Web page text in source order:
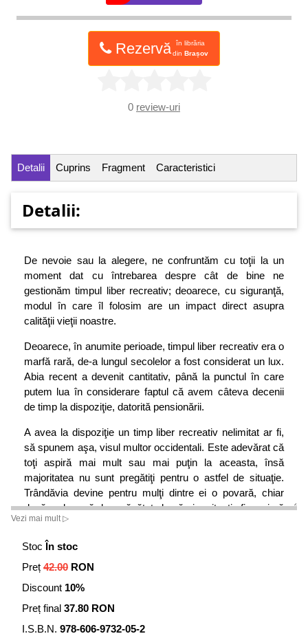
Rezervă
în librăria
din Brașov
0 review-uri
Detalii Cuprins Fragment Caracteristici
Detalii:
De nevoie sau la alegere, ne confruntăm cu toţii la un
moment dat cu întrebarea despre cât de bine ne
gestionăm timpul liber recreativ; deoarece, cu siguranţă,
modul în care îl folosim are un impact direct asupra
calităţii vieţii noastre.
Deoarece, în anumite perioade, timpul liber recreativ era o
marfă rară, de-a lungul secolelor a fost considerat un lux.
Abia recent a devenit cantitativ, până la punctul în care
putem lua în considerare faptul că avem câteva decenii
de timp la dispoziţie, datorită pensionării.
A avea la dispoziţie un timp liber recreativ nelimitat ar fi,
să spunem aşa, visul multor occidentali. Este adevărat că
toţi aspiră mai mult sau mai puţin la aceasta, însă
majoritatea nu sunt pregătiţi pentru o astfel de situaţie.
Trândăvia devine pentru mulţi dintre ei o povară, chiar
dacă se bucură de o sănătate bună şi o situaţie financiară
confortabilă.
În general, se spune că ne vom bucura de timpul liber
recreativ „mai târziu''. Însă adesea, din cauza unei
târziu''... soseşte prea devreme! Şi ne simţim încurcaţi de
un timp liber cu care nu suntem obişnuiţi. Visul prinde
contur, dar realitatea se dovedeşte a fi în ceaţă. Accesul
Vezi mai mult ▷
Stoc În stoc
Preț 42.00 RON
Discount 10%
Preț final 37.80 RON
I.S.B.N. 978-606-9732-05-2